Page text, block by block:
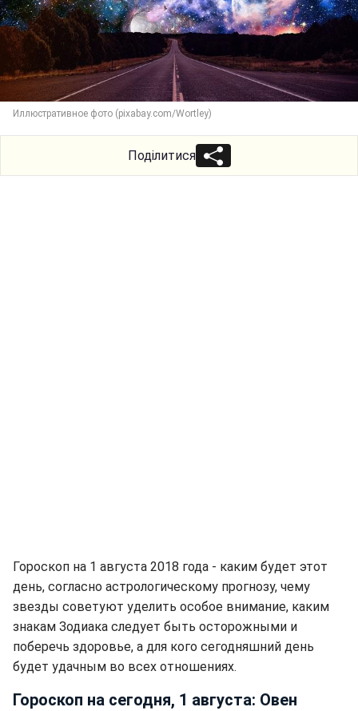
Иллюстративное фото (pixabay.com/Wortley)
Поділитися
Гороскоп на 1 августа 2018 года - каким будет этот
день, согласно астрологическому прогнозу, чему
звезды советуют уделить особое внимание, каким
знакам Зодиака следует быть осторожными и
поберечь здоровье, а для кого сегодняшний день
будет удачным во всех отношениях.
Гороскоп на сегодня, 1 августа: Овен